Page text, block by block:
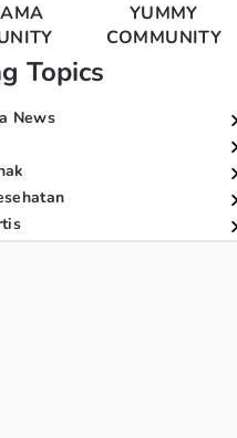
YUMMY
COMMUNITY
Topics
News